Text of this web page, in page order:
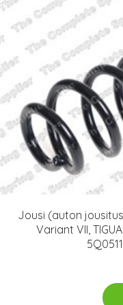
Jousi (auton
Variant VII,